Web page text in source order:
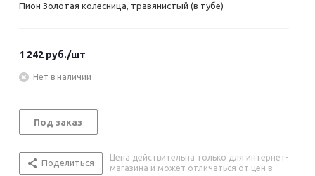
Пион Золотая колесница, травянистый (в тубе)
1 242 руб./шт
Нет в наличии
Под заказ
Поделиться
Цена действительна только для интернет-
магазина и может отличаться от цен в